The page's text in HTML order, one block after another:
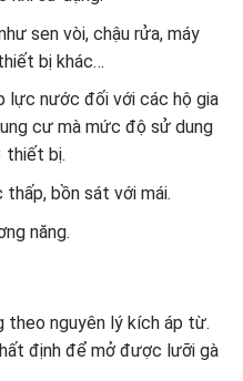
sen vòi, chậu rửa, máy
bị khác…
lực nước đối với các hộ gia
cư mà mức độ sử dung
thiết bị.
bồn sát với mái.
năng.
theo nguyên lý kích áp từ.
định để mở được lưỡi gà